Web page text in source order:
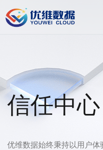
信任中心
优维数据始终秉持以用户